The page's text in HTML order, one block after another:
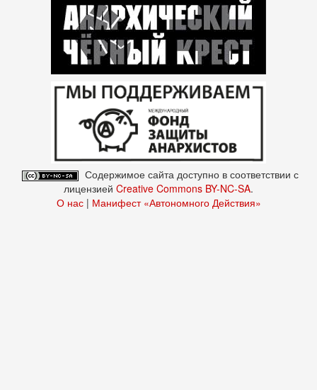
Содержимое сайта доступно в соответствии с
лицензией Creative Commons BY-NC-SA.
О нас| Манифест «Автономного Действия»